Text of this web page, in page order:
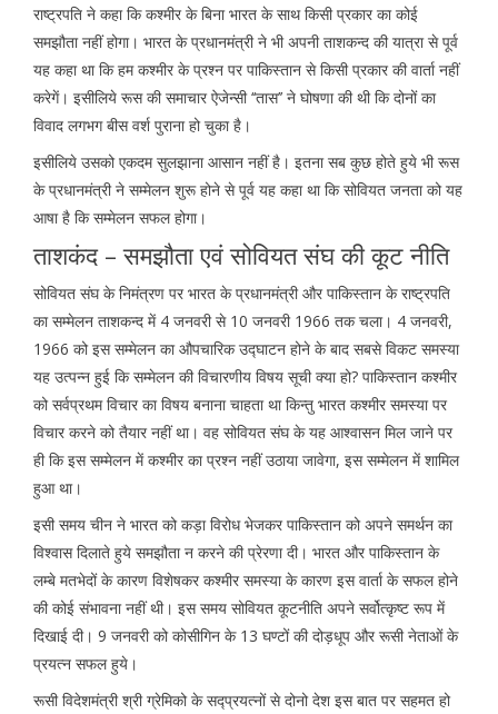
राष्ट्रपति ने कहा कि कश्मीर के बिना भारत के साथ किसी प्रकार का कोई
समझौता नहीं होगा। भारत के प्रधानमंत्री ने भी अपनी ताशकन्द की यात्रा से पूर्व
यह कहा था कि हम कश्मीर के प्रश्न पर पाकिस्तान से किसी प्रकार की वार्ता नहीं
करेगें। इसीलिये रूस की समाचार ऐजेन्सी ‘‘तास’’ ने घोषणा की थी कि दोनों का
विवाद लगभग बीस वर्श पुराना हो चुका है।
इसीलिये उसको एकदम सुलझाना आसान नहीं है। इतना सब कुछ होते हुये भी रूस
के प्रधानमंत्री ने सम्मेलन शुरू होने से पूर्व यह कहा था कि सोवियत जनता को यह
आषा है कि सम्मेलन सफल होगा।
ताशकंद – समझौता एवं सोवियत संघ की कूट नीति
सोवियत संघ के निमंत्रण पर भारत के प्रधानमंत्री और पाकिस्तान के राष्ट्रपति
का सम्मेलन ताशकन्द में 4 जनवरी से 10 जनवरी 1966 तक चला। 4 जनवरी,
1966 को इस सम्मेलन का औपचारिक उद्घाटन होने के बाद सबसे विकट समस्या
यह उत्पन्न हुई कि सम्मेलन की विचारणीय विषय सूची क्या हो? पाकिस्तान कश्मीर
को सर्वप्रथम विचार का विषय बनाना चाहता था किन्तु भारत कश्मीर समस्या पर
विचार करने को तैयार नहीं था। वह सोवियत संघ के यह आश्वासन मिल जाने पर
ही कि इस सम्मेलन में कश्मीर का प्रश्न नहीं उठाया जावेगा, इस सम्मेलन में शामिल
हुआ था।
इसी समय चीन ने भारत को कड़ा विरोध भेजकर पाकिस्तान को अपने समर्थन का
विश्वास दिलाते हुये समझौता न करने की प्रेरणा दी। भारत और पाकिस्तान के
लम्बे मतभेदों के कारण विशेषकर कश्मीर समस्या के कारण इस वार्ता के सफल होने
की कोई संभावना नहीं थी। इस समय सोवियत कूटनीति अपने सर्वोत्कृष्ट रूप में
दिखाई दी। 9 जनवरी को कोसीगिन के 13 घण्टों की दोड़धूप और रूसी नेताओं के
प्रयत्न सफल हुये।
रूसी विदेशमंत्री श्री ग्रेमिको के सद्प्रयत्नों से दोनो देश इस बात पर सहमत हो